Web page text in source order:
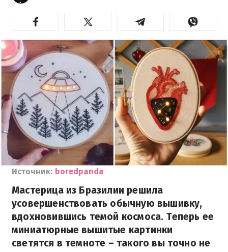
Источник: boredpanda
Мастерица из Бразилии решила
усовершенствовать обычную вышивку,
вдохновившись темой космоса. Теперь ее
миниатюрные вышитые картинки
светятся в темноте – такого вы точно не